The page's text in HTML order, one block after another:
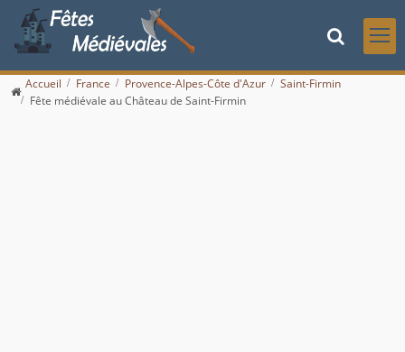
Accueil France Provence-Alpes-Côte d'Azur
Saint-Firmin
Fête médiévale au Château de Saint-Firmin